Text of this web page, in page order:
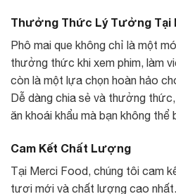
Thưởng Thức Lý Tưởng Tại
Phô mai que không chỉ là một
thưởng thức khi xem phim, làm
còn là một lựa chọn hoàn hảo
Dễ dàng chia sẻ và thưởng
ăn khoái khẩu mà bạn không thể
Cam Kết Chất Lượng
Tại Merci Food, chúng tôi cam
tươi mới và chất lượng cao